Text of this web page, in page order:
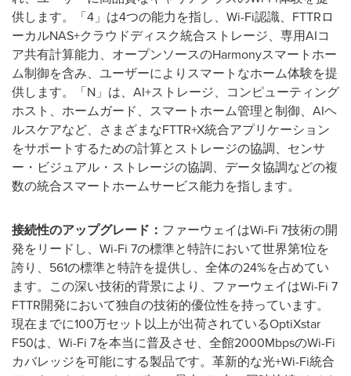
供します。「4」は4つの能力を指し、Wi-Fi認識、FTTRロ
ーカルNAS+クラウドディスク統合ストレージ、専用AIコ
ア共有計算能力、オープンソースのHarmonyスマートホー
ム制御を含み、ユーザーによりスマートなホーム体験を提
供します。「N」は、AI+ストレージ、コンピューティング
ホスト、ホームガード、スマートホーム管理と制御、AIヘ
ルスケアなど、さまざまなFTTR+X統合アプリケーション
をサポートするための計算とストレージの協調、センサ
ー・ビジュアル・ストレージの協調、データ協調などの複
数の統合スマートホームサービス能力を指します。
接続性のアップグレード： ファーウェイはWi-Fi 7技術の開
発をリードし、Wi-Fi 7の標準と特許において世界第1位を
誇り、561の標準と特許を提供し、全体の24%を占めてい
ます。この深い技術的背景により、ファーウェイはWi-Fi 7
FTTR開発において独自の技術的優位性を持っています。
現在までに100万セット以上が出荷されているOptiXstar
F50は、Wi-Fi 7を本当に普及させ、全館2000MbpsのWi-Fi
カバレッジを可能にする製品です。革新的な光+Wi-Fi統合